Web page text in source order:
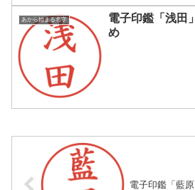
あから始まる名字
電子印鑑「浅田
め
電子印鑑「藍